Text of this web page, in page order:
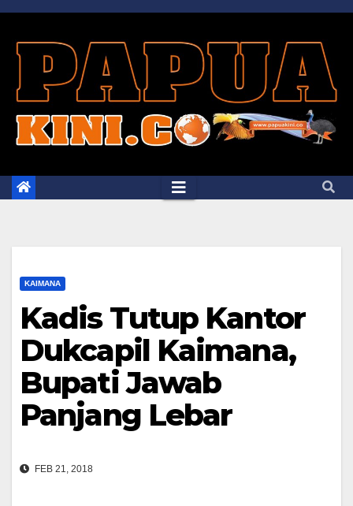
Skip
content
KAIMANA
Kadis Tutup Kantor
Dukcapil Kaimana,
Bupati Jawab
Panjang Lebar
FEB 21, 2018